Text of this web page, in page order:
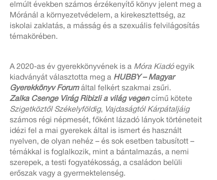
elmúlt években számos érzékenyítő könyv jelent meg a
Móránál a környezetvédelem, a kirekesztettség, az
iskolai zaklatás, a másság és a szexuális felvilágosítás
témakörében.
A 2020-as év gyerekkönyvének is a Móra Kiadóegyik
kiadványát választotta meg a HUBBY – Magyar
Gyerekkönyv Fórumáltal felkért szakmai zsűri.
Zalka Csenge Virág Ribizli a világ végén című kötete
Szigetköztől Székelyföldig, Vajdaságtól Kárpátaljáig
számos régi népmesét, főként lázadó lányok történeteit
idézi fel a mai gyerekek által is ismert és használt
nyelven, de olyan nehéz – és sok esetben tabusított –
témákkal is foglalkozik, mint a bántalmazás, a nemi
szerepek, a testi fogyatékosság, a családon belüli
erőszak vagy a gyermektelenség.